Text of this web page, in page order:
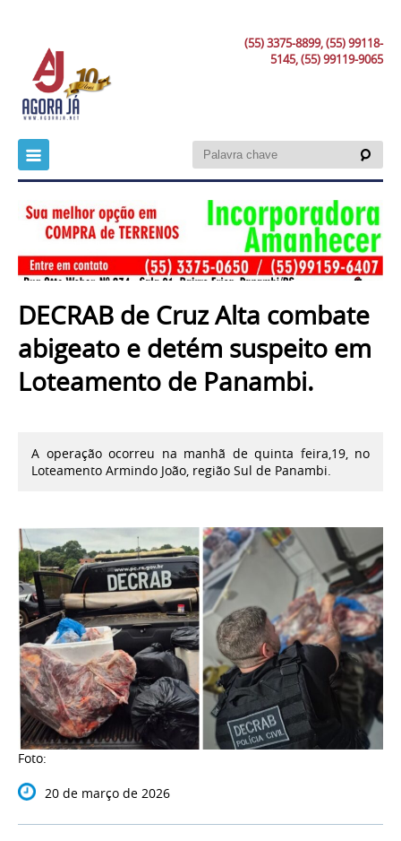
(55) 3375-8899, (55) 99118-
5145, (55) 99119-9065
DECRAB de Cruz Alta combate
abigeato e detém suspeito em
Loteamento de Panambi.
A operação ocorreu na manhã de quinta feira,19, no
Loteamento Armindo João, região Sul de Panambi.
Foto:
20 de março de 2026